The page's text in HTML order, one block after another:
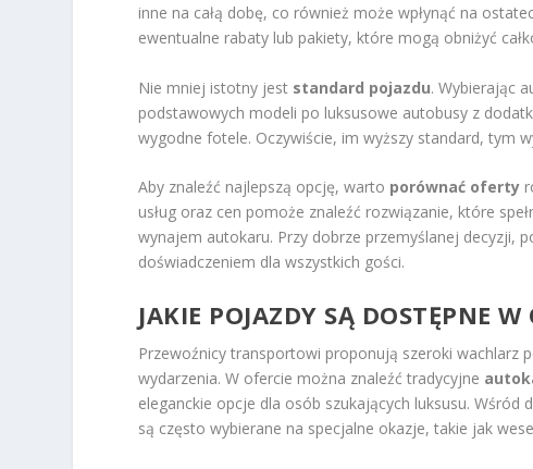
inne na całą dobę, co również może wpłynąć na
ewentualne rabaty lub pakiety, które mogą obniżyć
Nie mniej istotny jest standard pojazdu. Wybierając
podstawowych modeli po luksusowe autobusy z
wygodne fotele. Oczywiście, im wyższy standard, tym
Aby znaleźć najlepszą opcję, warto porównać oferty
usług oraz cen pomoże znaleźć rozwiązanie, które
wynajem autokaru. Przy dobrze przemyślanej decyzji,
doświadczeniem dla wszystkich gości.
JAKIE POJAZDY SĄ DOSTĘPNE
Przewoźnicy transportowi proponują szeroki
wydarzenia. W ofercie można znaleźć tradycyjne
eleganckie opcje dla osób szukających luksusu.
są często wybierane na specjalne okazje, takie jak